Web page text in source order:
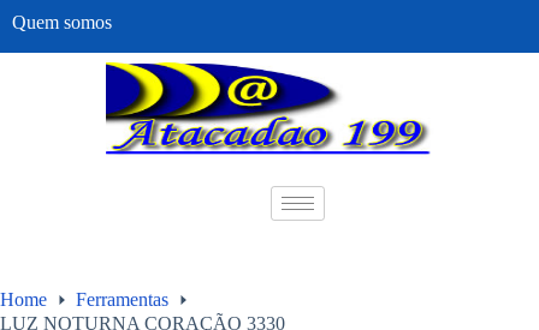
Quem somos
Home
Ferramentas
LUZ NOTURNA CORAÇÃO 3330